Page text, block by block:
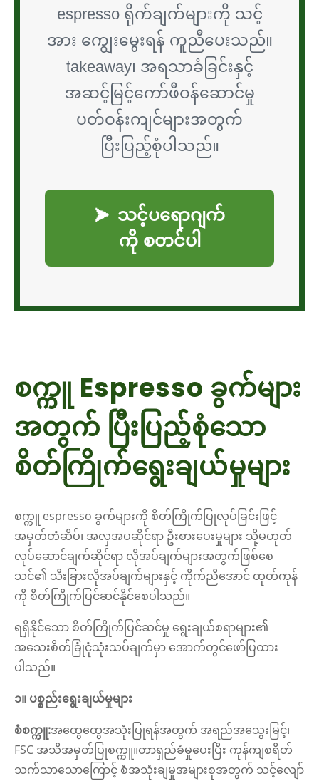
espresso ရိုက်ချက်များကို သင့်
အား ကျွေးမွေးရန် ကူညီပေးသည်။
takeaway၊ အရသာခံခြင်းနှင့်
အဆင့်မြင့်ကော်ဖီဝန်ဆောင်မှု
ပတ်ဝန်းကျင်များအတွက်
ပြီးပြည့်စုံပါသည်။
➤
သင့်ပရောဂျက်
ကို စတင်ပါ
စက္ကူ Espresso ခွက်များ
အတွက် ပြီးပြည့်စုံသော
စိတ်ကြိုက်ရွေးချယ်မှုများ
စက္ကူ espresso ခွက်များကို စိတ်ကြိုက်ပြုလုပ်ခြင်းဖြင့်
အမှတ်တံဆိပ်၊ အလှအပဆိုင်ရာ ဦးစားပေးမှုများ သို့မဟုတ်
လုပ်ဆောင်ချက်ဆိုင်ရာ လိုအပ်ချက်များအတွက်ဖြစ်စေ
သင်၏ သီးခြားလိုအပ်ချက်များနှင့် ကိုက်ညီအောင် ထုတ်ကုန်
ကို စိတ်ကြိုက်ပြင်ဆင်နိုင်စေပါသည်။
ရရှိနိုင်သော စိတ်ကြိုက်ပြင်ဆင်မှု ရွေးချယ်စရာများ၏
အသေးစိတ်ခြုံငုံသုံးသပ်ချက်မှာ အောက်တွင်ဖော်ပြထား
ပါသည်။
၁။ ပစ္စည်းရွေးချယ်မှုများ
စံစက္ကူ:အထွေထွေအသုံးပြုရန်အတွက် အရည်အသွေးမြင့်၊
FSC အသိအမှတ်ပြုစက္ကူ။တာရှည်ခံမှုပေးပြီး ကုန်ကျစရိတ်
သက်သာသောကြောင့် စံအသုံးချမှုအများစုအတွက် သင့်လျော်